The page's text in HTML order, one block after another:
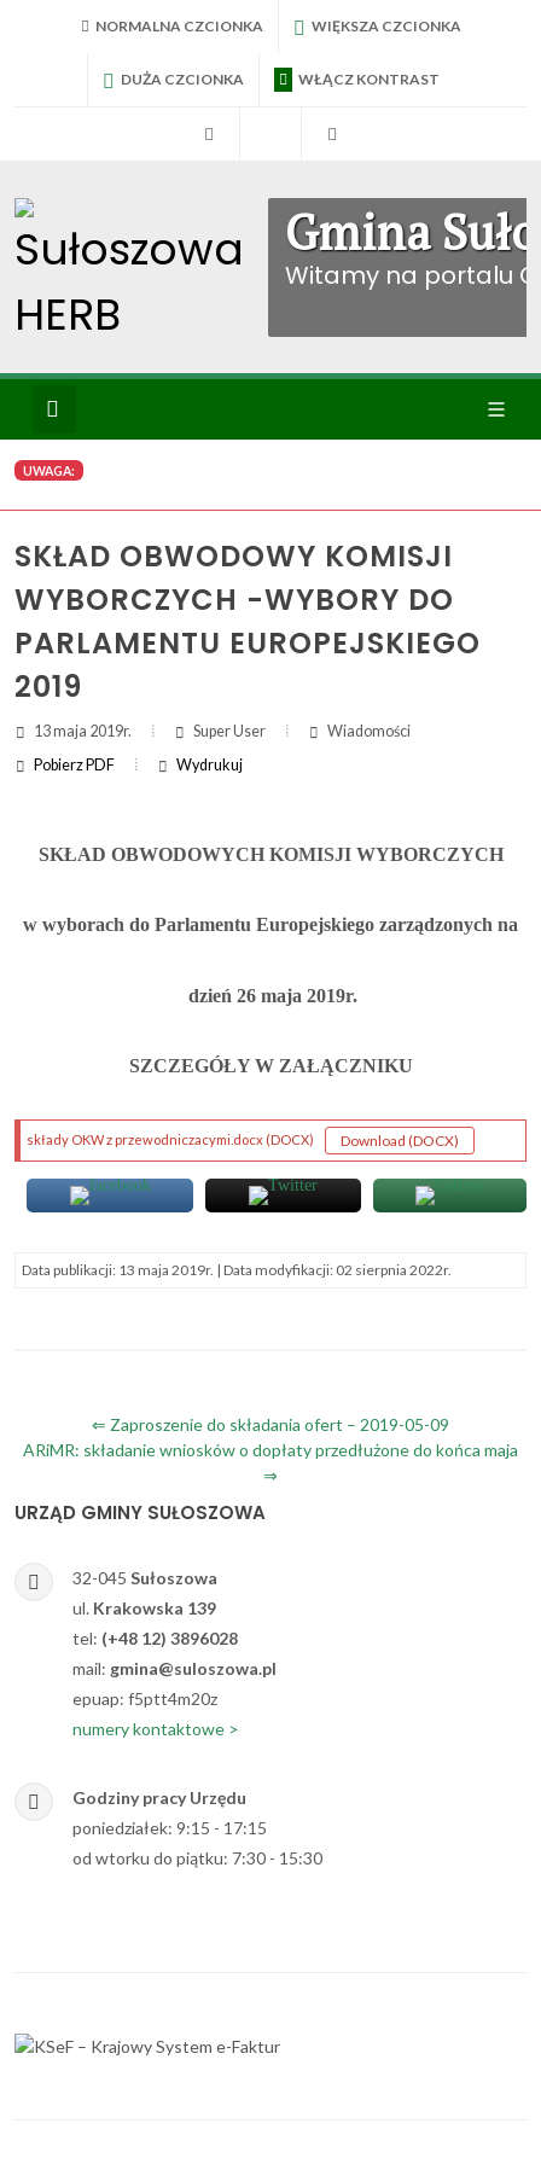
NORMALNA CZCIONKA WIĘKSZA CZCIONKA
DUŻA CZCIONKA WŁĄCZ KONTRAST
BIP Sułoszowa
Gmina
Witamy na portalu
Wyszukiwanie
Ikona
WYBIERZ KATEGORIE:
ZAKRES DAT WYSZUKIWANIA:
OD:
UWAGA:
SKŁAD OBWODOWY KOMISJI
WYBORCZYCH -WYBORY DO
PARLAMENTU EUROPEJSKIEGO
2019
13 maja 2019r. Super User
Wiadomości
Pobierz PDF
Wydrukuj
SKŁAD OBWODOWYCH KOMISJI WYBORCZYCH
w wyborach do Parlamentu Europejskiego zarządzonych na
dzień 26 maja 2019r.
SZCZEGÓŁY W ZAŁĄCZNIKU
składy OKW z przewodniczacymi.docx (DOCX) (plik DOCX)
Download (DOCX)
Data publikacji: 13 maja 2019r. | Data modyfikacji: 02 sierpnia 2022r.
Nawigacja
wpisu
⇐ Zaproszenie do składania ofert – 2019-05-09
ARiMR: składanie wniosków o dopłaty przedłużone do końca maja
⇒
URZĄD GMINY SUŁOSZOWA
32-045 Sułoszowa
ul. Krakowska 139
tel: (+48 12) 3896028
mail: gmina@suloszowa.pl
epuap: f5ptt4m20z
numery kontaktowe >
Godziny pracy Urzędu
poniedziałek: 9:15 - 17:15
od wtorku do piątku: 7:30 - 15:30